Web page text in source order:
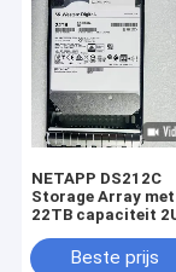
NETAPP DS212C
Storage Array met
22TB capaciteit
Dual Controller
Beste prijs